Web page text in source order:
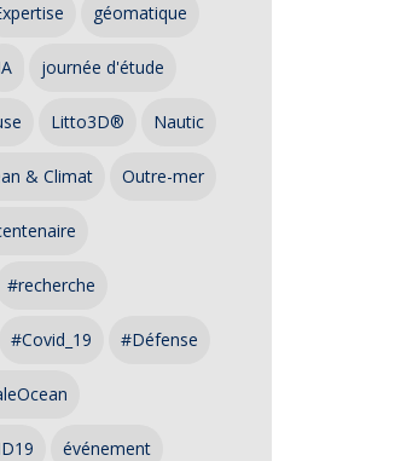
géomatique
journée d'étude
Litto3D® Nautic
& Climat Outre-mer
#recherche
#Covid_19 #Défense
événement